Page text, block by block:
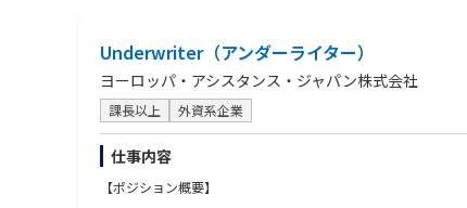
大手コンサルティングファームの基幹システム刷新プロジェ
wrightを用いた自動テスト導入など、技術面からプロジェク
・生成AI（LLM）開発・社内活用推進プロジェクト
◎組織について
当社はワンプール制を採用しており、プロジェクトに応じて
組織規模がコンパクトな分、年齢や年次に関係なく意見を出
個人の主体性が事業成長に直結するやりがいを感じられる環境
・困っているメンバーに気づいて、声をかけてくれるような方
・「やってみたい」と思ったら、まず手を動かしてみるチャレ
Underwriter（アンダーライター）
ヨーロッパ・アシスタンス・ジャパン株式会社
課長以上 外資系企業
仕事内容
【ポジション概要】